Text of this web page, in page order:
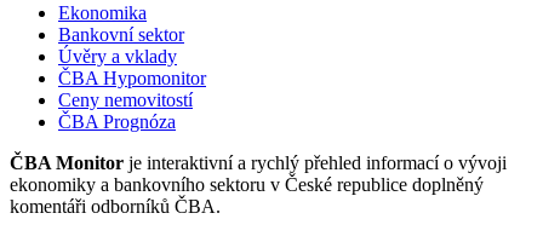
Ekonomika
Bankovní sektor
Úvěry a vklady
ČBA Hypomonitor
Ceny nemovitostí
ČBA Prognóza
ČBA Monitor je interaktivní a rychlý přehled informací o vývoji
ekonomiky a bankovního sektoru v České republice doplněný
komentáři odborníků ČBA.